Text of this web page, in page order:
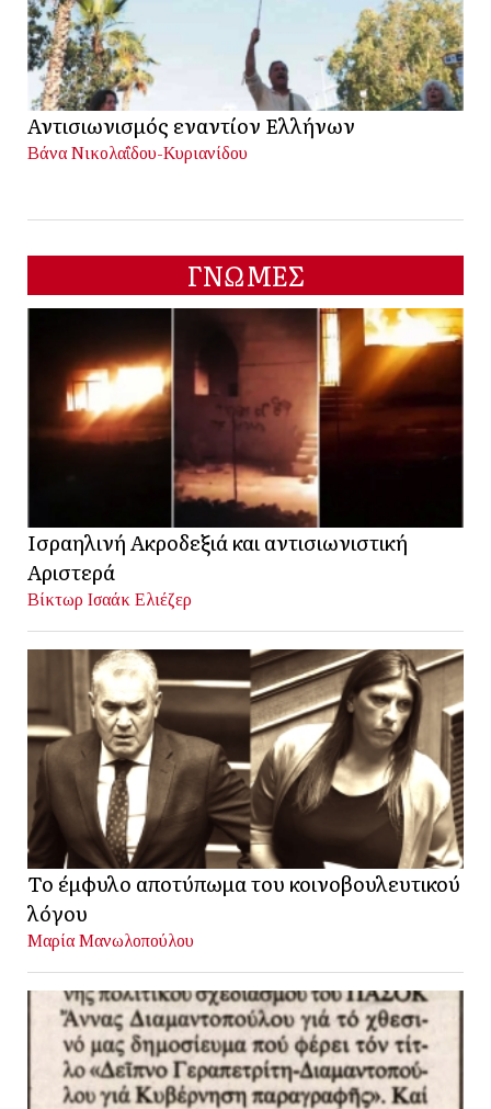
Αντισιωνισμός εναντίον Ελλήνων
Βάνα Νικολαΐδου-Κυριανίδου
ΓΝΩΜΕΣ
Ισραηλινή Ακροδεξιά και αντισιωνιστική
Αριστερά
Βίκτωρ Ισαάκ Ελιέζερ
Το έμφυλο αποτύπωμα του κοινοβουλευτικού
λόγου
Μαρία Μανωλοπούλου